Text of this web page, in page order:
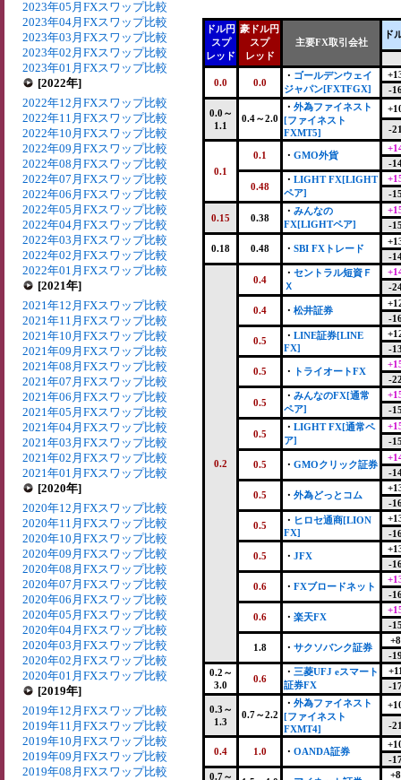
2023年05月FXスワップ比較
2023年04月FXスワップ比較
2023年03月FXスワップ比較
2023年02月FXスワップ比較
2023年01月FXスワップ比較
[2022年]
2022年12月FXスワップ比較
2022年11月FXスワップ比較
2022年10月FXスワップ比較
2022年09月FXスワップ比較
2022年08月FXスワップ比較
2022年07月FXスワップ比較
2022年06月FXスワップ比較
2022年05月FXスワップ比較
2022年04月FXスワップ比較
2022年03月FXスワップ比較
2022年02月FXスワップ比較
2022年01月FXスワップ比較
[2021年]
2021年12月FXスワップ比較
2021年11月FXスワップ比較
2021年10月FXスワップ比較
2021年09月FXスワップ比較
2021年08月FXスワップ比較
2021年07月FXスワップ比較
2021年06月FXスワップ比較
2021年05月FXスワップ比較
2021年04月FXスワップ比較
2021年03月FXスワップ比較
2021年02月FXスワップ比較
2021年01月FXスワップ比較
[2020年]
2020年12月FXスワップ比較
2020年11月FXスワップ比較
2020年10月FXスワップ比較
2020年09月FXスワップ比較
2020年08月FXスワップ比較
2020年07月FXスワップ比較
2020年06月FXスワップ比較
2020年05月FXスワップ比較
2020年04月FXスワップ比較
2020年03月FXスワップ比較
2020年02月FXスワップ比較
2020年01月FXスワップ比較
[2019年]
2019年12月FXスワップ比較
2019年11月FXスワップ比較
2019年10月FXスワップ比較
2019年09月FXスワップ比較
2019年08月FXスワップ比較
ドル円
スプ
レッド
豪ドル円
スプ
レッド
主要FX取引会社
ド
0.0 0.0
・ ゴールデンウェイ
ジャパン[FXTFGX]
-
0.0～
1.1
0.4～2.0
・ 外為ファイネスト
[ファイネスト
FXMT5]
-
0.1
0.1 ・ GMO外貨
-
0.48
・ LIGHT FX[LIGHT
ペア]
-
0.15 0.38
・ みんなの
FX[LIGHTペア]
-
0.18 0.48 ・ SBI FXトレード
-
0.2
0.4
・ セントラル短資Ｆ
Ｘ
-
0.4 ・ 松井証券
-
0.5 ・ LINE証券[LINE
FX]
-
0.5 ・ トライオートFX
-
0.5
・ みんなのFX[通常
ペア]
-
0.5
・ LIGHT FX[通常ペ
ア]
-
0.5 ・ GMOクリック証券
-
0.5 ・ 外為どっとコム
-
0.5 ・ ヒロセ通商[LION
FX]
-
0.5 ・ JFX
-
0.6 ・ FXブロードネット
-
0.6 ・ 楽天FX
-
1.8 ・ サクソバンク証券
-
0.2～
3.0
0.6
・ 三菱UFJ eスマート
証券FX
-
0.3～
1.3
0.7～2.2
・ 外為ファイネスト
[ファイネスト
FXMT4]
-
0.4 1.0 ・ OANDA証券
-
0.7～